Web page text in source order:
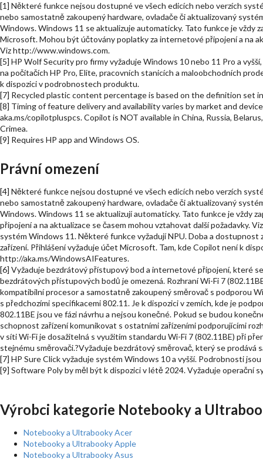
[1] Některé funkce nejsou dostupné ve všech edicích nebo verzích
nebo samostatně zakoupený hardware, ovladače či aktualizovaný
Windows. Windows 11 se aktualizuje automaticky. Tato funkce je
Microsoft. Mohou být účtovány poplatky za internetové připojení a na
Viz http://www.windows.com.
[5] HP Wolf Security pro firmy vyžaduje Windows 10 nebo 11 Pro a
na počítačích HP Pro, Elite, pracovních stanicích a maloobchodních
k dispozici v podrobnostech produktu.
[7] Recycled plastic content percentage is based on the definition set
[8] Timing of feature delivery and availability varies by market and
aka.ms/copilotpluspcs. Copilot is NOT available in China, Russia,
Crimea.
[9] Requires HP app and Windows OS.
Právní omezení
[4] Některé funkce nejsou dostupné ve všech edicích nebo verzích
nebo samostatně zakoupený hardware, ovladače či aktualizovaný
Windows. Windows 11 se aktualizují automaticky. Tato funkce je vždy
připojení a na aktualizace se časem mohou vztahovat další požadavky.
systém Windows 11. Některé funkce vyžadují NPU. Doba a
zařízení. Přihlášení vyžaduje účet Microsoft. Tam, kde Copilot není k
http://aka.ms/WindowsAIFeatures.
[6] Vyžaduje bezdrátový přístupový bod a internetové připojení, které
bezdrátových přístupových bodů je omezená. Rozhraní Wi-Fi 7
kompatibilní procesor a samostatně zakoupený směrovač s podporou
s předchozími specifikacemi 802.11. Je k dispozici v zemích, kde je
802.11BE jsou ve fázi návrhu a nejsou konečné. Pokud se budou
schopnost zařízení komunikovat s ostatními zařízeními podporujícími
v síti Wi-Fi je dosažitelná s využitím standardu Wi-Fi 7 (802.11BE) při
stejnému směrovači.?Vyžaduje bezdrátový směrovač, který se prodává
[7] HP Sure Click vyžaduje systém Windows 10 a vyšší. Podrobnosti
[9] Software Poly by měl být k dispozici v létě 2024. Vyžaduje operační
Výrobci kategorie Notebooky a
Notebooky a Ultrabooky Acer
Notebooky a Ultrabooky Apple
Notebooky a Ultrabooky Asus